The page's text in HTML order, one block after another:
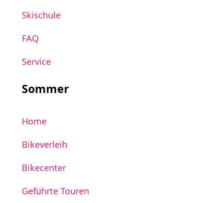
Skischule
FAQ
Service
Sommer
Home
Bikeverleih
Bikecenter
Geführte Touren